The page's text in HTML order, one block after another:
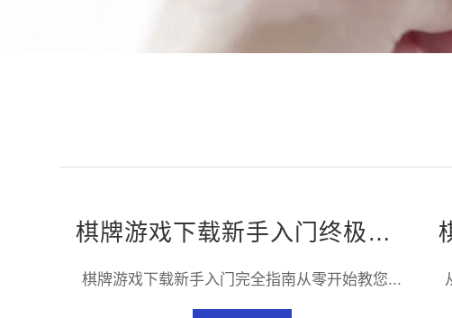
棋牌游戏下载新手入门终极指南——从零开始轻松踏入棋牌世界
棋牌游戏下载新手入门完全指南从零开始教您...